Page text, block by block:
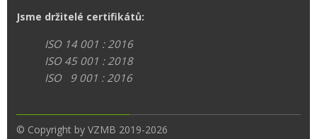
Jsme držitelé certifikátů:
ISO 14 001 : 2016
ISO 45 001 : 2018
ISO 9 001 : 2016
© Copyright by VZMB 2019-2026